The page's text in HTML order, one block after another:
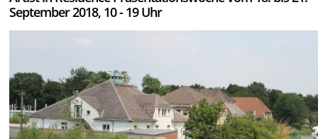
September 2018, 10 - 19 Uhr